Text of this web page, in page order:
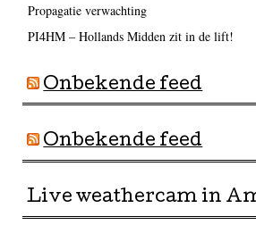
Propagatie verwachting
PI4HM – Hollands Midden zit in de lift!
Onbekende feed
Onbekende feed
Live weathercam in